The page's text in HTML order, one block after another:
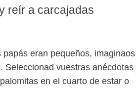
reír a carcajadas
eran pequeños, imaginaos
Seleccionad vuestras anécdotas
en el cuarto de estar o